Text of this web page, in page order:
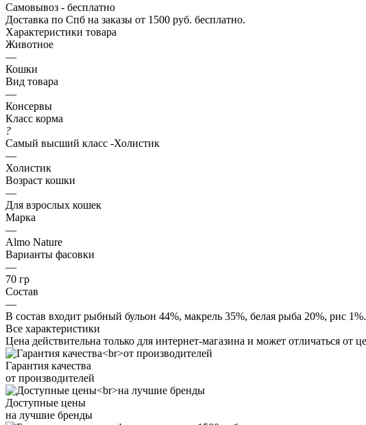
Самовывоз - бесплатно
Доставка по Спб на заказы от 1500 руб. бесплатно.
Характеристики товара
Животное
—
Кошки
Вид товара
—
Консервы
Класс корма
?
Самый высший класс -Холистик
—
Холистик
Возраст кошки
—
Для взрослых кошек
Марка
—
Almo Nature
Варианты фасовки
—
70 гр
Состав
—
В состав входит рыбный бульон 44%, макрель 35%, белая рыба 20%, рис 1%.
Все характеристики
Цена действительна только для интернет-магазина и может отличаться от
Гарантия качества
от производителей
Доступные цены
на лучшие бренды